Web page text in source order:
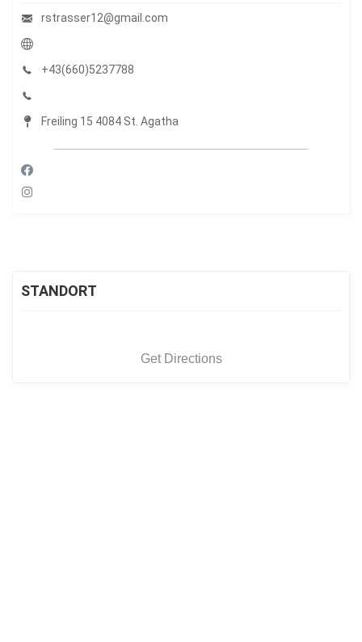
rstrasser12@gmail.com
+43(660)5237788
Freiling 15 4084 St. Agatha
STANDORT
Get Directions